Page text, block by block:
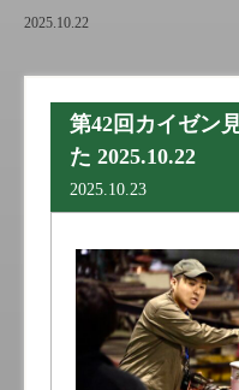
2025.10.22
第42回カイゼン
た 2025.10.22
2025.10.23